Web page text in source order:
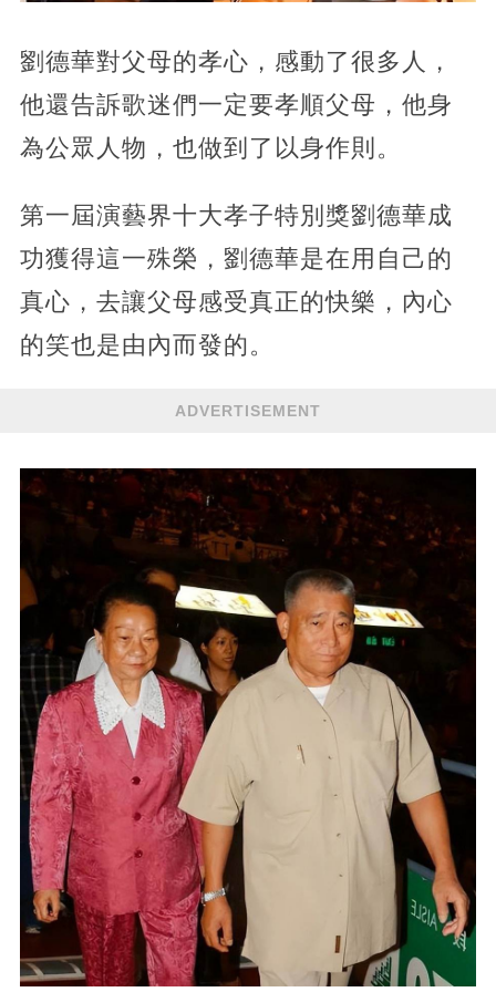
劉德華對父母的孝心，感動了很多人，
他還告訴歌迷們一定要孝順父母，他身
為公眾人物，也做到了以身作則。
第一屆演藝界十大孝子特別獎劉德華成
功獲得這一殊榮，劉德華是在用自己的
真心，去讓父母感受真正的快樂，內心
的笑也是由內而發的。
ADVERTISEMENT